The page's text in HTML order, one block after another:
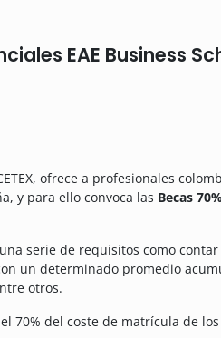
EAE Business
ofrece a profesionales
y para ello convoca las Becas
serie de requisitos como
un determinado promedio
otros.
70% del coste de matrícula de